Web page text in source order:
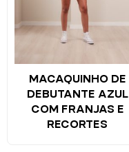
MACAQUINHO DE
DEBUTANTE AZUL
COM FRANJAS E
RECORTES